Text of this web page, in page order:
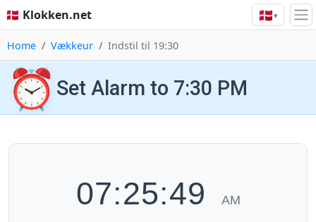
🇩🇰 Klokken.net 🇩🇰▾
Home Vækkeur Indstil til 19:30
⏰ Set Alarm to 7:30 PM
07:25:50 AM